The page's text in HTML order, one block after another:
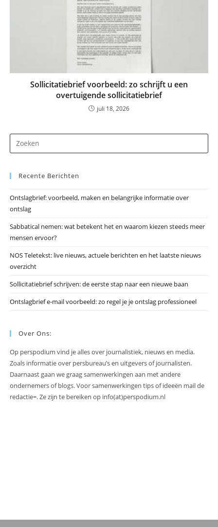
Sollicitatiebrief voorbeeld: zo schrijft u een
overtuigende sollicitatiebrief
juli 18, 2026
op
Recente Berichten
Ontslagbrief: voorbeeld, maken en belangrijke informatie over
ontslag
Sabbatical nemen: wat betekent het en waarom kiezen steeds meer
mensen ervoor?
NOS Teletekst: live nieuws, actuele berichten en het laatste nieuws
overzicht
Sollicitatiebrief schrijven: de eerste stap naar een nieuwe baan
Ontslagbrief e-mail voorbeeld: zo regel je je ontslag professioneel
Over Ons:
Op perspodium vind je alles over journalistiek, nieuws en media.
Zoals informatie over persbureau’s en uitgevers of journalisten.
Daarnaast gaan we graag samenwerkingen aan met andere
ondernemers of blogs. Voor samenwerkingen tips of ideeën mail de
redactie=. Ze zijn te bereiken op info(at)perspodium.nl